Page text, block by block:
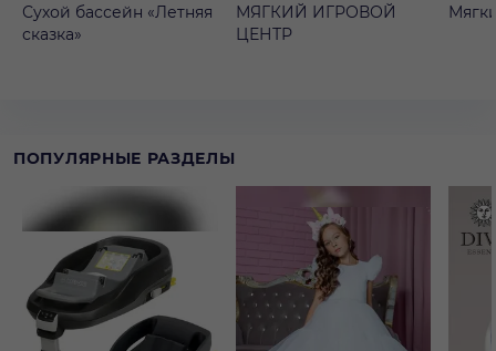
Сухой бассейн «Летняя
сказка»
МЯГКИЙ ИГРОВОЙ
ЦЕНТР
ПОПУЛЯРНЫЕ РАЗДЕЛЫ